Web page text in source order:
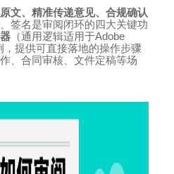
文、精准传递意见、合规确认
签名是审阅闭环的四大关键功
（通用逻辑适用于Adobe
，提供可直接落地的操作步骤
、合同审核、文件定稿等场